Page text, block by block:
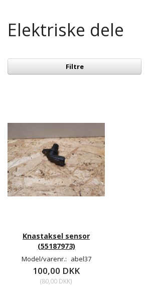
Elektriske dele
Filtre
Knastaksel sensor
(55187973)
Model/varenr.: abel37
100,00 DKK
(80,00 DKK)